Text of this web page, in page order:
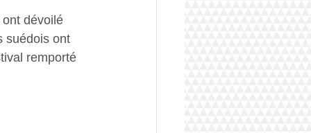
dévoilé
suédois ont
remporté